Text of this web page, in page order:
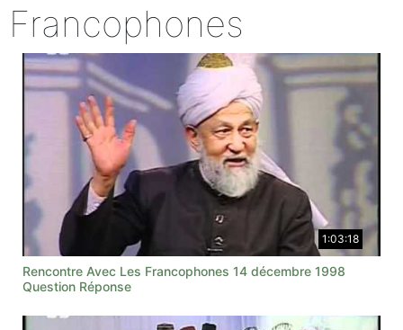
Francophones
1:03:18
Rencontre Avec Les Francophones 14 décembre 1998
Question Réponse